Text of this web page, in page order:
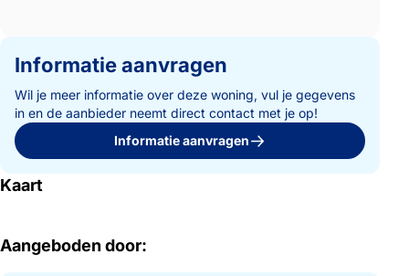
Informatie aanvragen
Wil je meer informatie over deze woning, vul je gegevens
in en de aanbieder neemt direct contact met je op!
Informatie aanvragen
Kaart
Aangeboden door: